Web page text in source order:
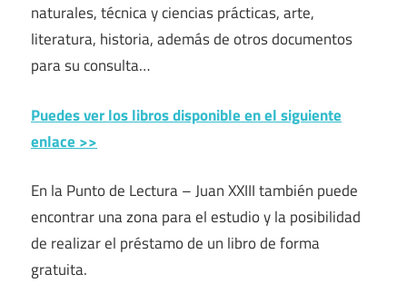
naturales, técnica y ciencias prácticas, arte,
literatura, historia, además de otros documentos
para su consulta…
Puedes ver los libros disponible en el siguiente
enlace >>
En la Punto de Lectura – Juan XXIII también puede
encontrar una zona para el estudio y la posibilidad
de realizar el préstamo de un libro de forma
gratuita.